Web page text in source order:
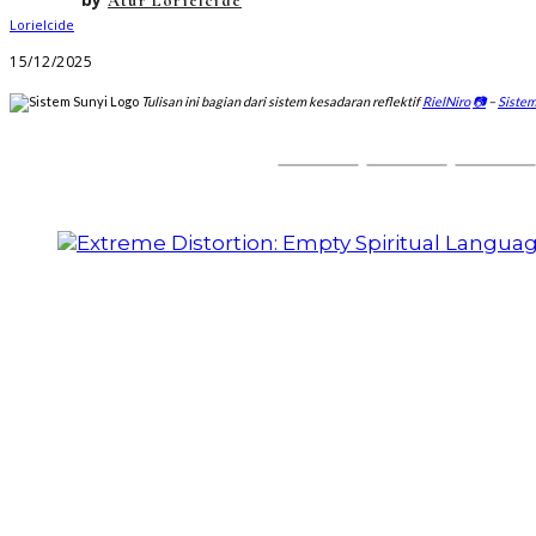
15/12/2025
Tulisan ini bagian dari sistem kesadaran reflektifRielNiro 📷–